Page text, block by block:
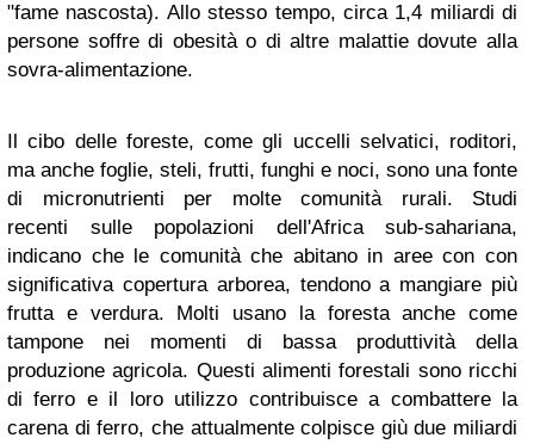
"fame nascosta). Allo stesso tempo, circa 1,4 miliardi di
persone soffre di obesità o di altre malattie dovute alla
sovra-alimentazione.
Il cibo delle foreste, come gli uccelli selvatici, roditori,
ma anche foglie, steli, frutti, funghi e noci, sono una fonte
di micronutrienti per molte comunità rurali. Studi
recenti sulle popolazioni dell'Africa sub-sahariana,
indicano che le comunità che abitano in aree con con
significativa copertura arborea, tendono a mangiare più
frutta e verdura. Molti usano la foresta anche come
tampone nei momenti di bassa produttività della
produzione agricola. Questi alimenti forestali sono ricchi
di ferro e il loro utilizzo contribuisce a combattere la
carena di ferro, che attualmente colpisce giù due miliardi